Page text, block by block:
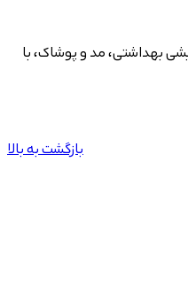
بهداشتی، مد و پوشاک، با
بازگشت به بالا